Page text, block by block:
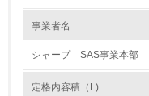
事業者名
シャープ SAS事業本部
定格内容積（L)